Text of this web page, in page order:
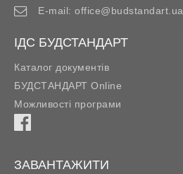
E-mail: office@budstandart.ua
ІДС БУДСТАНДАРТ
Каталог документів
БУДСТАНДАРТ Online
Можливості програми
ЗАВАНТАЖИТИ